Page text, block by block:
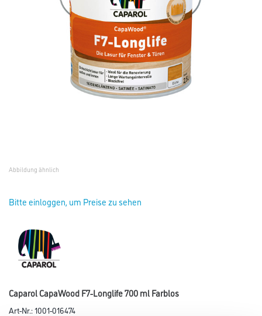
Abbildung ähnlich
Bitte einloggen, um Preise zu sehen
Caparol CapaWood F7-Longlife 700 ml Farblos
Art-Nr.:1001-016474